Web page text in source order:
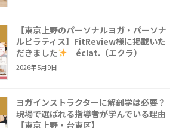
【東京上野のパーソナルヨガ・パーソナ
ルピラティス】FitReview様に掲載いた
だきました
｜éclat.（エクラ）
2026年5月9日
ヨガインストラクターに解剖学は必要？
現場で選ばれる指導者が学んでいる理由
【東京上野・台東区】